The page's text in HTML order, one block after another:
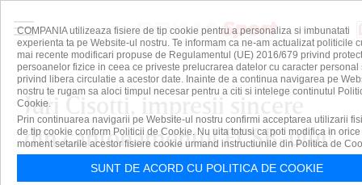
Juri Cisotti, impresii sincere
din cantonamentul FCSB-ului!
Thomas Neubert îi aduce
COMPANIA utilizeaza fisiere de tip cookie pentru a personaliza si imbunatati
experienta ta pe Website-ul nostru. Te informam ca ne-am actualizat politicile
mai recente modificari propuse de Regulamentul (UE) 2016/679 privind
persoanelor fizice in ceea ce priveste prelucrarea datelor cu caracter personal
privind libera circulatie a acestor date. Inainte de a continua navigarea pe
nostru te rugam sa aloci timpul necesar pentru a citi si intelege continutul
Cookie.
Prin continuarea navigarii pe Website-ul nostru confirmi acceptarea utilizarii
de tip cookie conform Politicii de Cookie. Nu uita totusi ca poti modifica in orice
moment setarile acestor fisiere cookie urmand instructiunile din Politica de
SUNT DE ACORD CU POLITICA DE COOKIE